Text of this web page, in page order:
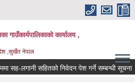
गाउँकार्यपालिकाको कार्यालय ,
,सुर्खेत नेपाल
सह-लगानी सहितको निवेदन पेश गर्ने सम्बन्धी सूचना